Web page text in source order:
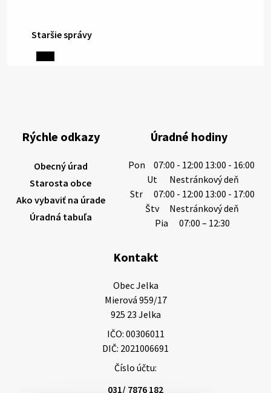
6. augusta 2026 08:13
výdatnosti vodárenských zdrojov.
Západoslovenská vodárenská spoločnosť preto
6. augusta 2026 08:12
5. augusta 2026 13:10
Smútočný oznam: 05.08.2026 1/ Vážení obyvatelia!S
hlbokým zármutkom Vám oznamujeme, že vo veku
73 rokov nás opustila Irena Tanková, rodená
Tanková. Pohreb zosnulej bude dňa 6.08.20…
5. augusta 2026 12:59
Staršie správy
Rýchle odkazy
Obecný úrad
Starosta obce
Ako vybaviť na úrade
Úradná tabuľa
Úradné hodiny
Pon
07:00 - 12:00 13:00 - 16:00
Ut
Nestránkový deň
Str
07:00 - 12:00 13:00 - 17:00
Štv
Nestránkový deň
Pia
07:00 – 12:30
Kontakt
Obec Jelka
Mierová 959/17
925 23 Jelka
IČO: 00306011
DIČ: 2021006691
Číslo účtu:
031/ 7876 182